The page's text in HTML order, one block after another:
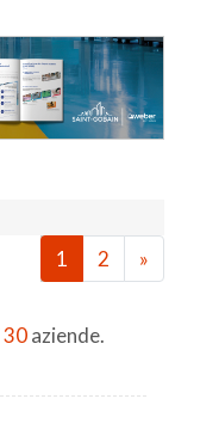
1 2 »
30aziende.